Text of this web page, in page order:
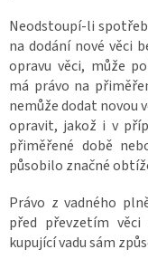
Neodstoupí-li
na dodání nové věci
opravu věci, může
má právo na
nemůže dodat novou
opravit, jakož i v
přiměřené době
působilo značné
Právo z vadného
před převzetím
kupující vadu sám